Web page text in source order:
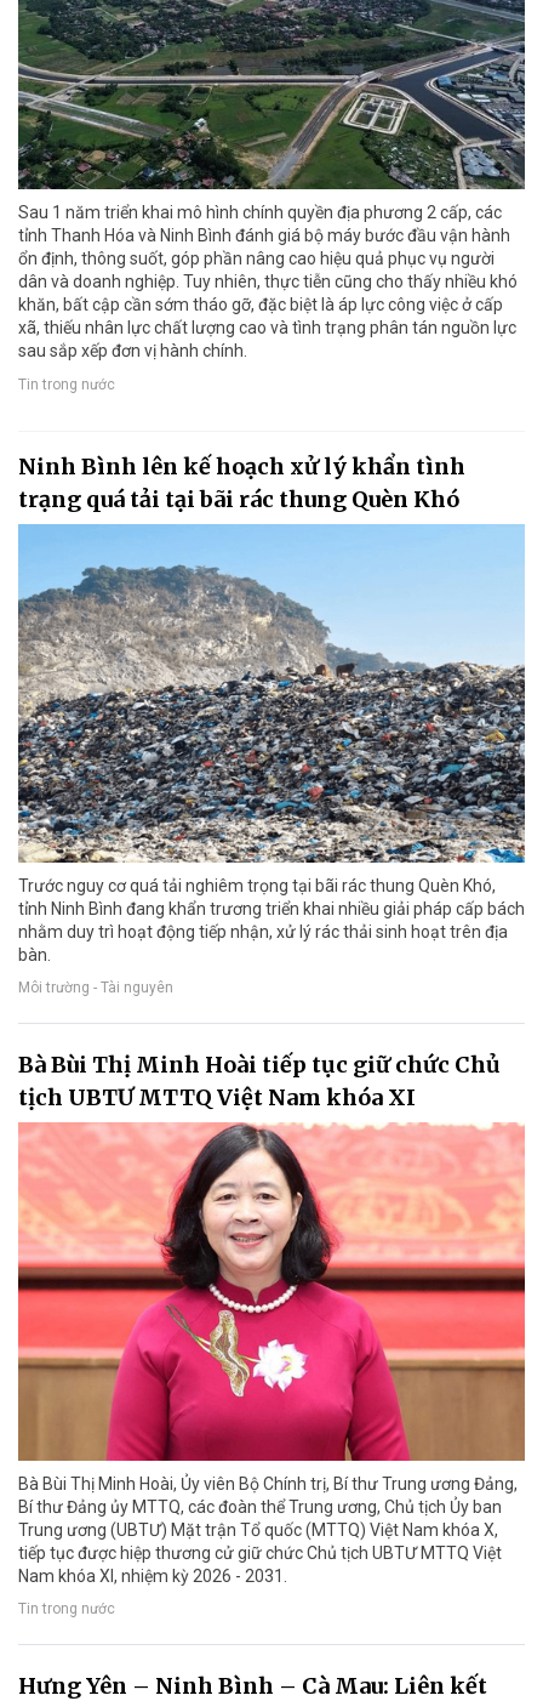
Sau 1 năm triển khai mô hình chính quyền địa phương 2 cấp, các
tỉnh Thanh Hóa và Ninh Bình đánh giá bộ máy bước đầu vận hành
ổn định, thông suốt, góp phần nâng cao hiệu quả phục vụ người
dân và doanh nghiệp. Tuy nhiên, thực tiễn cũng cho thấy nhiều khó
khăn, bất cập cần sớm tháo gỡ, đặc biệt là áp lực công việc ở cấp
xã, thiếu nhân lực chất lượng cao và tình trạng phân tán nguồn lực
sau sắp xếp đơn vị hành chính.
Tin trong nước
Ninh Bình lên kế hoạch xử lý khẩn tình
trạng quá tải tại bãi rác thung Quèn Khó
Trước nguy cơ quá tải nghiêm trọng tại bãi rác thung Quèn Khó,
tỉnh Ninh Bình đang khẩn trương triển khai nhiều giải pháp cấp bách
nhằm duy trì hoạt động tiếp nhận, xử lý rác thải sinh hoạt trên địa
bàn.
Môi trường - Tài nguyên
Bà Bùi Thị Minh Hoài tiếp tục giữ chức Chủ
tịch UBTƯ MTTQ Việt Nam khóa XI
Bà Bùi Thị Minh Hoài, Ủy viên Bộ Chính trị, Bí thư Trung ương Đảng,
Bí thư Đảng ủy MTTQ, các đoàn thể Trung ương, Chủ tịch Ủy ban
Trung ương (UBTƯ) Mặt trận Tổ quốc (MTTQ) Việt Nam khóa X,
tiếp tục được hiệp thương cử giữ chức Chủ tịch UBTƯ MTTQ Việt
Nam khóa XI, nhiệm kỳ 2026 - 2031.
Tin trong nước
Hưng Yên – Ninh Bình – Cà Mau: Liên kết